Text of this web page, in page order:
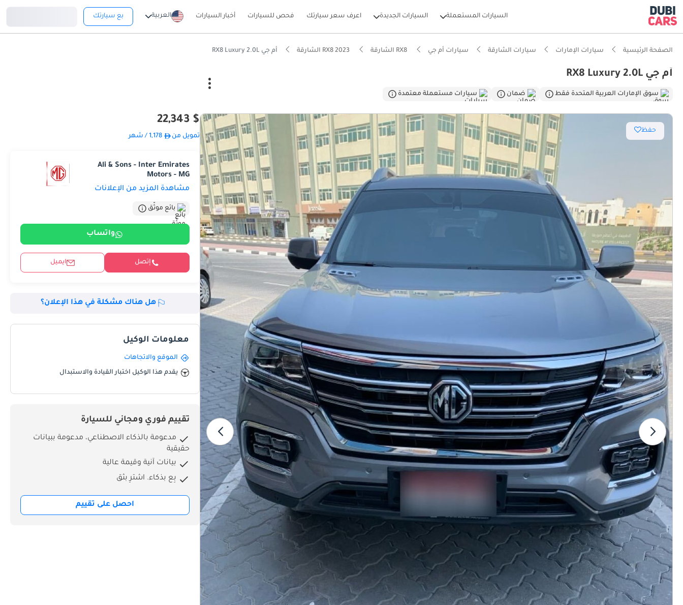
السيارات المستعملة السيارات الجديدة اعرف سعر سيارتك فحص للسيارات أخبار السيارات العربية بع سيارتك
الصفحة الرئيسية سيارات الإمارات سيارات الشارقة سيارات أم جي أم جي RX8 Luxury 2.0L
أم جي RX8 Luxury 2.0L
سوق الإمارات العربية المتحدة فقط ضمان سيارات مستعملة معتمدة
حفظ
$ 22,343
تمويل من 1,178 / شهر
Ali & Sons - Inter Emirates
Motors - MG
مشاهدة المزيد من الإعلانات
بائع موثّق
واتساب
إتصل ايميل
هل هناك مشكلة في هذا الإعلان؟
معلومات الوكيل
الموقع والاتجاهات
يقدم هذا الوكيل اختبار القيادة والاستبدال
تقييم فوري ومجاني للسيارة
مدعومة بالذكاء الاصطناعي، مدعومة ببيانات
حقيقية
بيانات آنية وقيمة عالية
بِع بذكاء. اشترِ بثق
احصل على تقييم
مصمم خصيصًا للطرق الوعرة
مساحة الأرجل الخلفية الأفضل في فئتها
تصنيف السلامة 5 نجوم من NCAP